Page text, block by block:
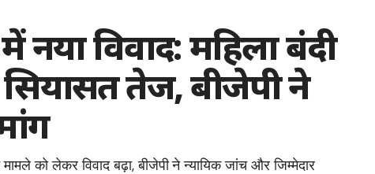
नया विवाद: महिला बंदी
तेज, बीजेपी ने
को लेकर विवाद बढ़ा, बीजेपी ने न्यायिक जांच और जिम्मेदार